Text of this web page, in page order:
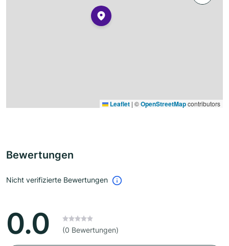
Leaflet | ©OpenStreetMapcontributors
Bewertungen
Nicht verifizierte Bewertungen
0.0 (0 Bewertungen)